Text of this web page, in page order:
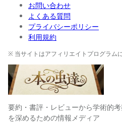
お問い合わせ
よくある質問
プライバシーポリシー
利用規約
※ 当サイトはアフィリエイトプログラム
要約・書評・レビューから学術的
を深めるための情報メディア